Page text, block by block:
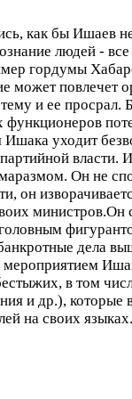
как бы Ишаев
людей -
гордумы
может повлечет
и ее просрал.
функционеров
Ишака уходит
власти.
Он не
он
министров.Он
дела
в том
и др.), которые
на своих языках.